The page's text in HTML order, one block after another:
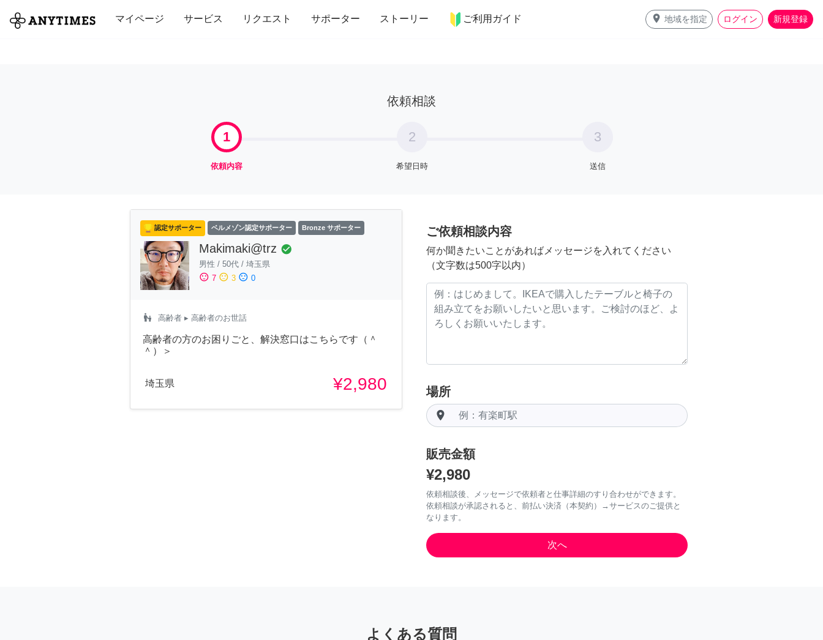
マイページ サービス リクエスト サポーター ストーリー ご利用ガイド place 地域を指定 ログイン 新規登録
全て 修理・組立 家事 引っ越し インテリア 趣味・習い事 ペット 料理
依頼相談
1
依頼内容
2
希望日時
3
送信
認定サポーター ベルメゾン認定サポーター Bronze サポーター
Makimaki@trz check_circle
男性 / 50代 / 埼玉県
sentiment_satisfied 7 sentiment_neutral 3 sentiment_dissatisfied 0
escalator_warning 高齢者 ▸ 高齢者のお世話
高齢者の方のお困りごと、解決窓口はこちらです（＾
＾）＞
埼玉県 ¥2,980
ご依頼相談内容
何か聞きたいことがあればメッセージを入れてください
（文字数は500字以内）
場所
room
販売金額
¥2,980
依頼相談後、メッセージで依頼者と仕事詳細のすり合わせができます。
依頼相談が承認されると、前払い決済（本契約）→サービスのご提供と
なります。
よくある質問